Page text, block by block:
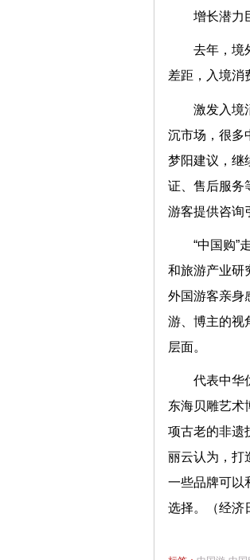
增长潜力
去年，境
差距，入境消
激发入境
沉市场，很多
梦阳建议，继
证、售后服务
游客提供咨询
“中国购”
和旅游产业研
外国游客亲身
游、博主的视
层面。
代表中华
东海贝雕艺术
项古老的非遗
丽云认为，打
一些品牌可以
选择。（经济